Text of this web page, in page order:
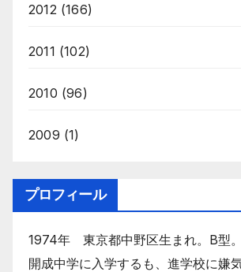
2012 (166)
2011 (102)
2010 (96)
2009 (1)
プロフィール
1974年 東京都中野区生まれ。B型。
開成中学に入学するも、進学校に嫌